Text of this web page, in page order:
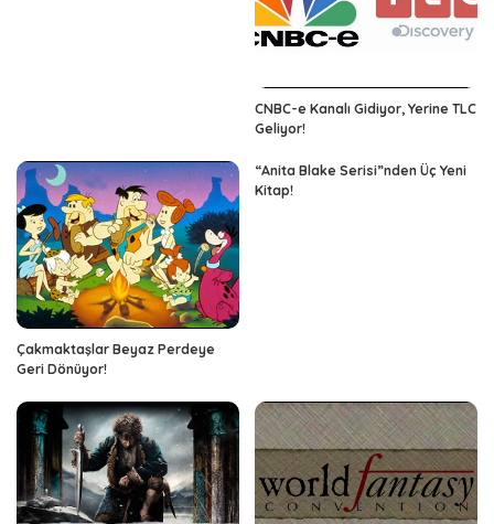
CNBC-e Kanalı Gidiyor, Yerine TLC
Geliyor!
Çakmaktaşlar Beyaz Perdeye
Geri Dönüyor!
“Anita Blake Serisi”nden Üç Yeni
Kitap!